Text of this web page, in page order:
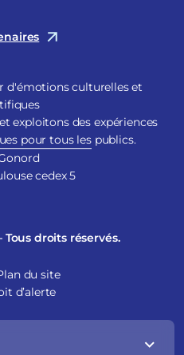
d'émotions culturelles et
exploitons des expériences
pour tous les publics.
cedex 5
droits réservés.
du site
d’alerte